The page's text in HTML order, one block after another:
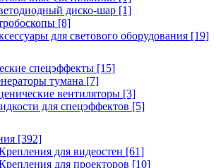
диско-шар [1]
[8]
для светового оборудования [19]
спецэффекты [15]
тумана [7]
вентиляторы [3]
для спецэффектов [5]
[392]
для видеостен [61]
для проекторов [10]